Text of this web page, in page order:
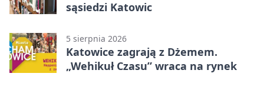
sąsiedzi Katowic
5 sierpnia 2026
Katowice zagrają z Dżemem.
„Wehikuł Czasu” wraca na rynek